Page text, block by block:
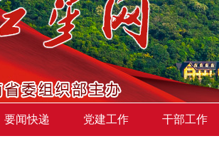
要闻快递 党建工作 干部工作